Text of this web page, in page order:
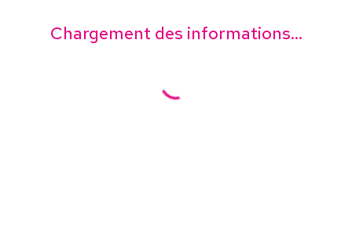
Chargement des informations...